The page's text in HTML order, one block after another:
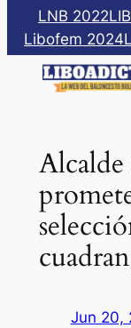
Saltar
contenido
LNB 2022
Libofem 2024
Jun 20,